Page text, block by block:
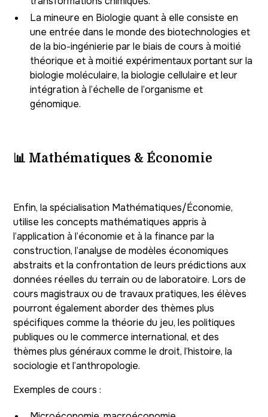
La mineure en Biologie quant à elle consiste en
une entrée dans le monde des biotechnologies et
de la bio-ingénierie par le biais de cours à moitié
théorique et à moitié expérimentaux portant sur la
biologie moléculaire, la biologie cellulaire et leur
intégration à l’échelle de l’organisme et
génomique.
📊 Mathématiques & Économie
Enfin, la spécialisation Mathématiques/Économie,
utilise les concepts mathématiques appris à
l’application à l’économie et à la finance par la
construction, l’analyse de modèles économiques
abstraits et la confrontation de leurs prédictions aux
données réelles du terrain ou de laboratoire. Lors de
cours magistraux ou de travaux pratiques, les élèves
pourront également aborder des thèmes plus
spécifiques comme la théorie du jeu, les politiques
publiques ou le commerce international, et des
thèmes plus généraux comme le droit, l’histoire, la
sociologie et l’anthropologie.
Exemples de cours :